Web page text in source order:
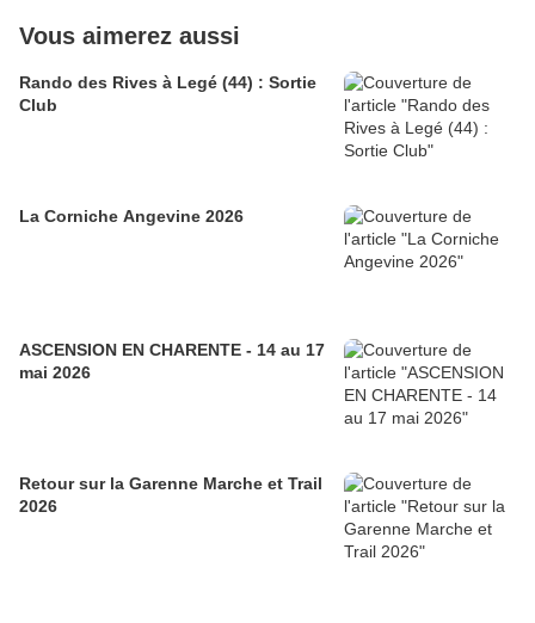
Vous aimerez aussi
Rando des Rives à Legé (44) : Sortie
Club
La Corniche Angevine 2026
ASCENSION EN CHARENTE - 14 au 17
mai 2026
Retour sur la Garenne Marche et Trail
2026